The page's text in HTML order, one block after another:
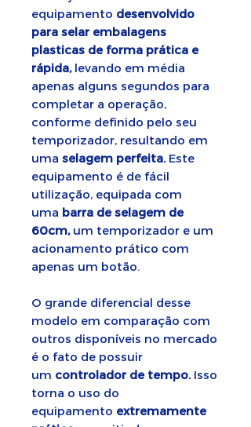
equipamento desenvolvido
para selar embalagens
plasticas de forma prática e
rápida, levando em média
apenas alguns segundos para
completar a operação,
conforme definido pelo seu
temporizador, resultando em
uma selagem perfeita. Este
equipamento é de fácil
utilização, equipada com
uma barra de selagem de
60cm, um temporizador e um
acionamento prático com
apenas um botão.
O grande diferencial desse
modelo em comparação com
outros disponíveis no mercado
é o fato de possuir
um controlador de tempo. Isso
torna o uso do
equipamento extremamente